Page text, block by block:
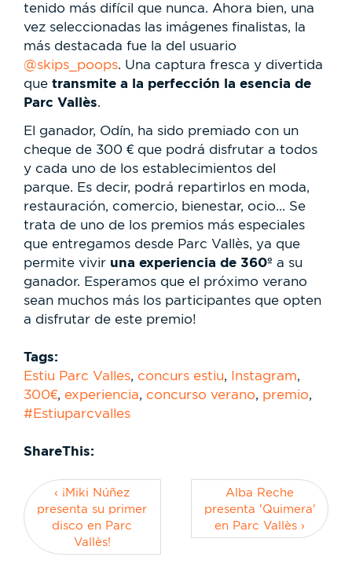
tenido más difícil que nunca. Ahora bien, una
vez seleccionadas las imágenes finalistas, la
más destacada fue la del usuario
@skips_poops. Una captura fresca y divertida
que transmite a la perfección la esencia de
Parc Vallès.
El ganador, Odín, ha sido premiado con un
cheque de 300 € que podrá disfrutar a todos
y cada uno de los establecimientos del
parque. Es decir, podrá repartirlos en moda,
restauración, comercio, bienestar, ocio... Se
trata de uno de los premios más especiales
que entregamos desde Parc Vallès, ya que
permite vivir una experiencia de 360º a su
ganador. Esperamos que el próximo verano
sean muchos más los participantes que opten
a disfrutar de este premio!
Tags:
Estiu Parc Valles, concurs estiu, Instagram,
300€, experiencia, concurso verano, premio,
#Estiuparcvalles
ShareThis:
‹ ¡Miki Núñez
presenta su primer
disco en Parc
Vallès!
Alba Reche
presenta 'Quimera'
en Parc Vallès ›